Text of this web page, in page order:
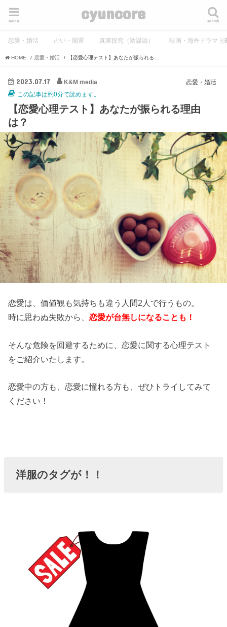
cyuncore search
menu
恋愛・婚活 占い・開運 真実探究（陰謀論） 映画・海外ドラマ・
HOME 恋愛・婚活
恋愛・婚活
2023.07.17
K&M media
この記事は約0分で読めます。
【恋愛心理テスト】あなたが振られる理由
は？
恋愛は、価値観も気持ちも違う人間2人で行うもの。
時に思わぬ失敗から、恋愛が台無しになることも！
そんな危険を回避するために、恋愛に関する心理テスト
をご紹介いたします。
恋愛中の方も、恋愛に憧れる方も、ぜひトライしてみて
ください！
洋服のタグが！！